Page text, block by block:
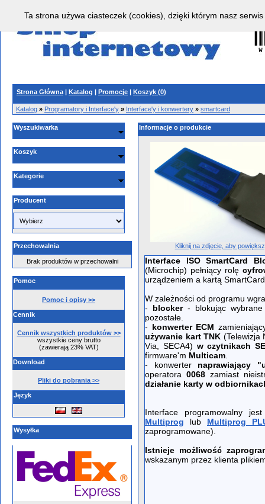
Strona Główna | Katalog | Promocje | Koszyk (0)
Katalog » Programatory i Interface'y » Interface'y i konwertery » smartcard
Wyszukiwarka
Koszyk
Kategorie
Producent
Przechowalnia
Brak produktów w przechowalni
Pomoc
Pomoc i opisy >>
Cennik
Cennik wszystkich produktów >>
wszystkie ceny brutto
(zawierają 23% VAT)
Download
Pliki do pobrania >>
Język
Wysyłka
Informacje o produkcie
Kliknij na zdjęcie, aby
Interface ISO SmartCard
(Microchip) pełniący rolę
urządzeniem a kartą
W zależności od programu
- blocker- blokując wybrane
pozostałe.
- konwerter ECM
używanie kart TNK (Telewizja
Via, SECA4) w czytnikach
firmware'm Multicam
- konwerter naprawiający
operatora 0068 zamiast
działanie karty w
Interface programowalny
Multiprog lub Multiprog
zaprogramowane).
Istnieje możliwość
wskazanym przez klienta
Ta strona używa ciasteczek (cookies), dzięki którym nasz